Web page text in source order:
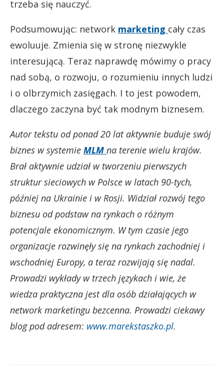
trzeba się nauczyć.
Podsumowując: network marketing cały czas
ewoluuje. Zmienia się w stronę niezwykle
interesującą. Teraz naprawdę mówimy o pracy
nad sobą, o rozwoju, o rozumieniu innych ludzi
i o olbrzymich zasięgach. I to jest powodem,
dlaczego zaczyna być tak modnym biznesem.
Autor tekstu od ponad 20 lat aktywnie buduje swój
biznes w systemie MLM na terenie wielu krajów.
Brał aktywnie udział w tworzeniu pierwszych
struktur sieciowych w Polsce w latach 90-tych,
później na Ukrainie i w Rosji. Widział rozwój tego
biznesu od podstaw na rynkach o różnym
potencjale ekonomicznym. W tym czasie jego
organizacje rozwinęły się na rynkach zachodniej i
wschodniej Europy, a teraz rozwijają się nadal.
Prowadzi wykłady w trzech językach i wie, że
wiedza praktyczna jest dla osób działających w
network marketingu bezcenna. Prowadzi ciekawy
blog pod adresem: www.marekstaszko.pl.